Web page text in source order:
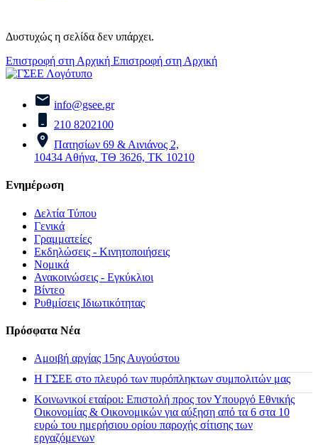
Δυστυχώς η σελίδα δεν υπάρχει.
Επιστροφή στη Αρχική Επιστροφή στη Αρχική
info@gsee.gr
210 8202100
Πατησίων 69 & Αινιάνος 2,
10434 Αθήνα, ΤΘ 3626, ΤΚ 10210
Ενημέρωση
Δελτία Τύπου
Γενικά
Γραμματείες
Εκδηλώσεις - Κινητοποιήσεις
Νομικά
Ανακοινώσεις - Εγκύκλιοι
Βίντεο
Ρυθμίσεις Ιδιωτικότητας
Πρόσφατα Νέα
Αμοιβή αργίας 15ης Αυγούστου
H ΓΣΕΕ στο πλευρό των πυρόπληκτων συμπολιτών μας
Κοινωνικοί εταίροι: Επιστολή προς τον Υπουργό Εθνικής
Οικονομίας & Οικονομικών για αύξηση από τα 6 στα 10
ευρώ του ημερήσιου ορίου παροχής σίτισης των
εργαζόμενων